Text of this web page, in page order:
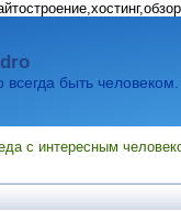
всегда быть человеком.
с интересным